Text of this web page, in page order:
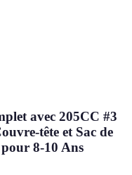
avec 205CC #3
tête et Sac de
8-10 Ans